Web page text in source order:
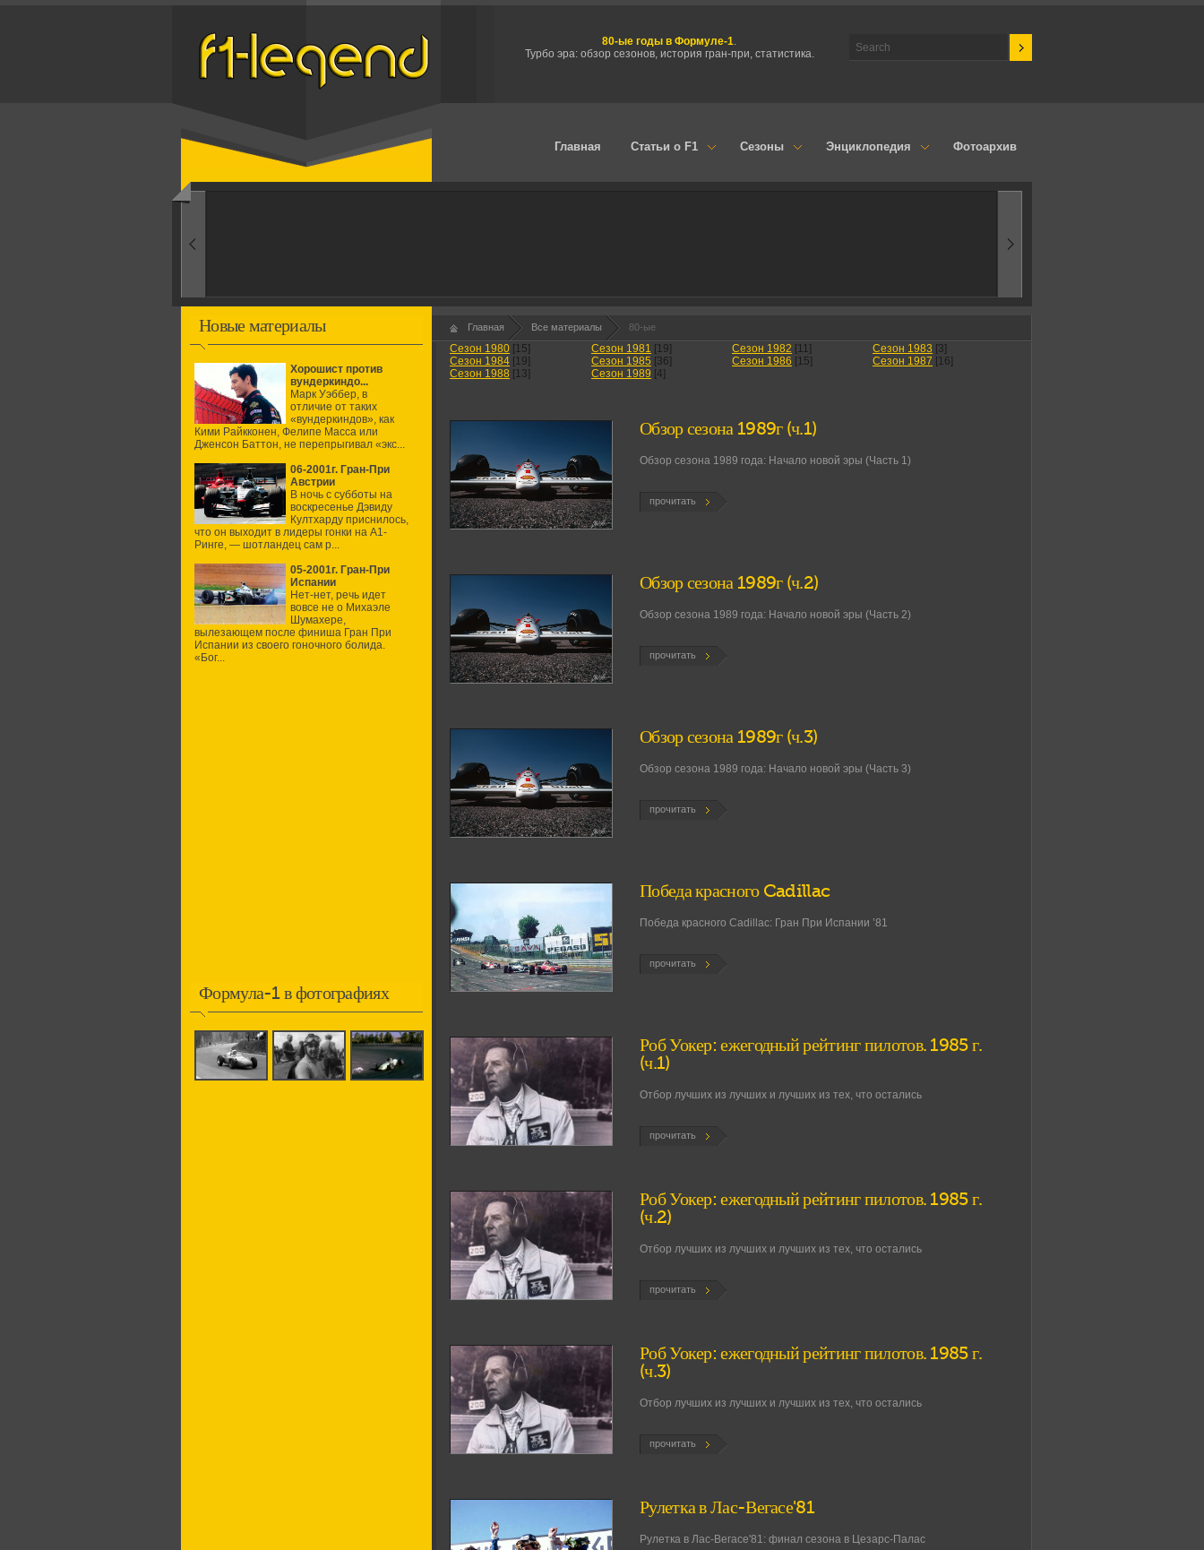
80-ые годы в Формуле-1.
Турбо эра: обзор сезонов, история гран-при, статистика.
Главная Статьи о F1 Сезоны Энциклопедия Фотоархив
Новые материалы
Хорошист против
вундеркиндо...
Марк Уэббер, в
отличие от таких
«вундеркиндов», как
Кими Райкконен, Фелипе Масса или
Дженсон Баттон, не перепрыгивал «экс...
06-2001г. Гран-При
Австрии
В ночь с субботы на
воскресенье Дэвиду
Култхарду приснилось,
что он выходит в лидеры гонки на А1-
Ринге, — шотландец сам р...
05-2001г. Гран-При
Испании
Нет-нет, речь идет
вовсе не о Михаэле
Шумахере,
вылезающем после финиша Гран При
Испании из своего гоночного болида.
«Бог...
Формула-1 в фотографиях
Главная Все материалы 80-ые
Сезон 1980 [15] Сезон 1981 [19] Сезон 1982 [11] Сезон 1983 [3]
Сезон 1984 [19] Сезон 1985 [36] Сезон 1986 [15] Сезон 1987 [16]
Сезон 1988 [13] Сезон 1989 [4]
Обзор сезона 1989г (ч.1)
Обзор сезона 1989 года: Начало новой эры (Часть 1)
прочитать
Обзор сезона 1989г (ч.2)
Обзор сезона 1989 года: Начало новой эры (Часть 2)
прочитать
Обзор сезона 1989г (ч.3)
Обзор сезона 1989 года: Начало новой эры (Часть 3)
прочитать
Победа красного Cadillac
Победа красного Cadillac: Гран При Испании ’81
прочитать
Роб Уокер: ежегодный рейтинг пилотов. 1985 г.
(ч.1)
Отбор лучших из лучших и лучших из тех, что остались
прочитать
Роб Уокер: ежегодный рейтинг пилотов. 1985 г.
(ч.2)
Отбор лучших из лучших и лучших из тех, что остались
прочитать
Роб Уокер: ежегодный рейтинг пилотов. 1985 г.
(ч.3)
Отбор лучших из лучших и лучших из тех, что остались
прочитать
Рулетка в Лас-Вегасе'81
Рулетка в Лас-Вегасе'81: финал сезона в Цезарс-Палас